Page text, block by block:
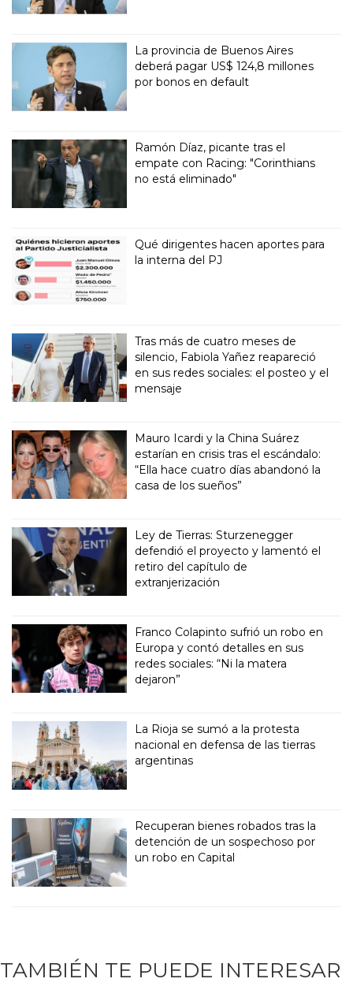
La provincia de Buenos Aires
deberá pagar US$ 124,8 millones
por bonos en default
Ramón Díaz, picante tras el
empate con Racing: "Corinthians
no está eliminado"
Qué dirigentes hacen aportes para
la interna del PJ
Tras más de cuatro meses de
silencio, Fabiola Yañez reapareció
en sus redes sociales: el posteo y el
mensaje
Mauro Icardi y la China Suárez
estarían en crisis tras el escándalo:
“Ella hace cuatro días abandonó la
casa de los sueños”
Ley de Tierras: Sturzenegger
defendió el proyecto y lamentó el
retiro del capítulo de
extranjerización
Franco Colapinto sufrió un robo en
Europa y contó detalles en sus
redes sociales: “Ni la matera
dejaron”
La Rioja se sumó a la protesta
nacional en defensa de las tierras
argentinas
Recuperan bienes robados tras la
detención de un sospechoso por
un robo en Capital
TAMBIÉN TE PUEDE INTERESAR